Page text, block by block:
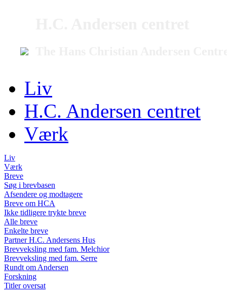
Liv
H.C. Andersen centret
Værk
Liv
Værk
Breve
Søg i brevbasen
Afsendere og modtagere
Breve om HCA
Ikke tidligere trykte breve
Alle breve
Enkelte breve
Partner H.C. Andersens Hus
Brevveksling med fam. Melchior
Brevveksling med fam. Serre
Rundt om Andersen
Forskning
Titler oversat